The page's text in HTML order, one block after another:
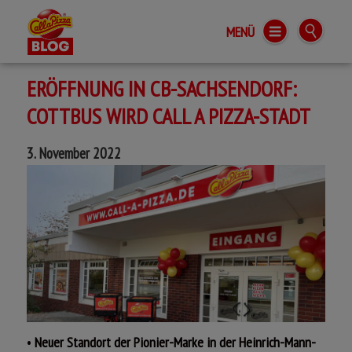
Call a Pizza BLOG
MENÜ
ERÖFFNUNG IN CB-SACHSENDORF:
COTTBUS WIRD CALL A PIZZA-STADT
3. November 2022
•Neuer Standort der Pionier-Marke in der Heinrich-Mann-